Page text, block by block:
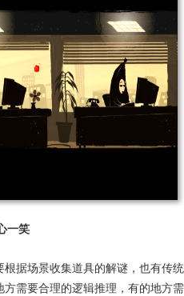
一笑
据场景收集道具的解谜，也有传统
需要合理的逻辑推理，有的地方需